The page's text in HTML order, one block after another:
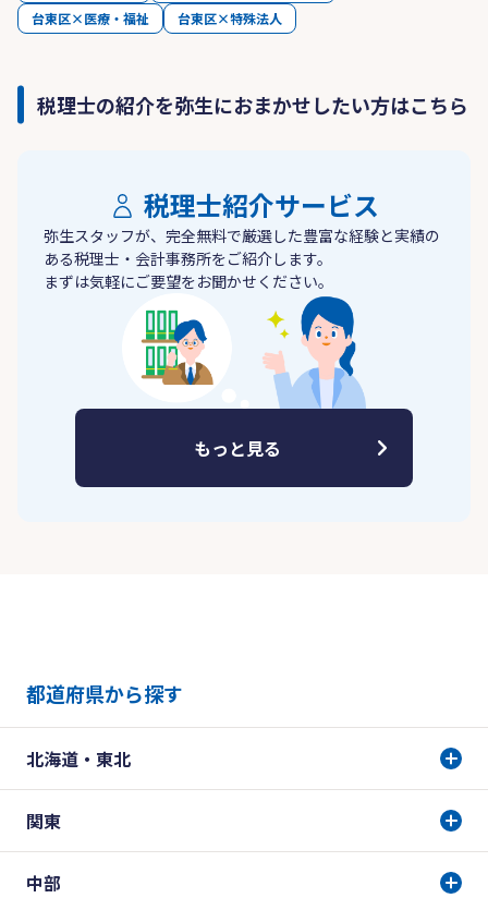
台東区×医療・福祉
台東区×特殊法人
税理士の紹介を弥生におまかせしたい方はこちら
税理士紹介サービス
弥生スタッフが、完全無料で厳選した豊富な経験と実績の
ある税理士・会計事務所をご紹介します。
まずは気軽にご要望をお聞かせください。
もっと見る
都道府県から探す
北海道・東北
関東
中部